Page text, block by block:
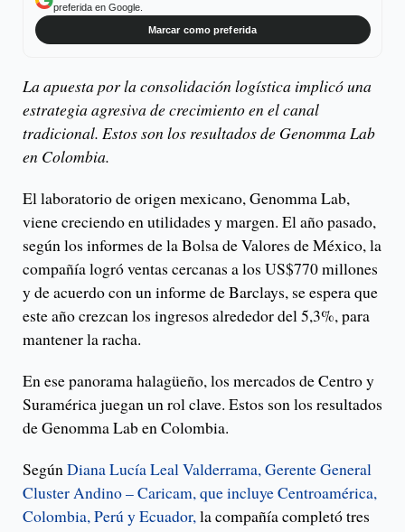
preferida en Google.
Marcar como preferida
La apuesta por la consolidación logística implicó una
estrategia agresiva de crecimiento en el canal
tradicional. Estos son los resultados de Genomma Lab
en Colombia.
El laboratorio de origen mexicano, Genomma Lab,
viene creciendo en utilidades y margen. El año pasado,
según los informes de la Bolsa de Valores de México, la
compañía logró ventas cercanas a los US$770 millones
y de acuerdo con un informe de Barclays, se espera que
este año crezcan los ingresos alrededor del 5,3%, para
mantener la racha.
En ese panorama halagüeño, los mercados de Centro y
Suramérica juegan un rol clave. Estos son los resultados
de Genomma Lab en Colombia.
Según Diana Lucía Leal Valderrama, Gerente General
Cluster Andino – Caricam, que incluye Centroamérica,
Colombia, Perú y Ecuador, la compañía completó tres